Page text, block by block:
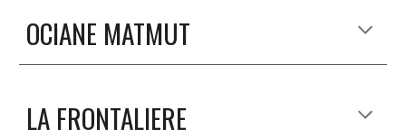
OCIANE MATMUT
LA FRONTALIERE